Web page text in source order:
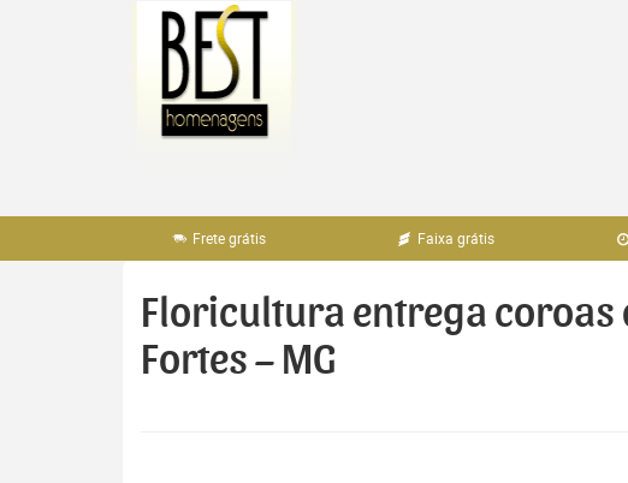
Frete grátis Faixa grátis
Floricultura entrega coroas
Fortes – MG